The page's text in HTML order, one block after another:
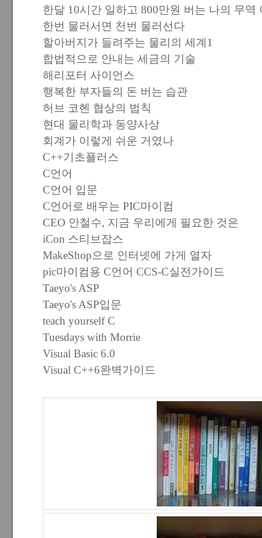
한달 10시간 일하고 800만원 버는 나의 무역
한번 물러서면 천번 물러선다
할아버지가 들려주는 물리의 세계1
합법적으로 안내는 세금의 기술
해리포터 사이언스
행복한 부자들의 돈 버는 습관
허브 코헨 협상의 법칙
현대 물리학과 동양사상
회계가 이렇게 쉬운 거였나
C++기초플러스
C언어
C언어 입문
C언어로 배우는 PIC마이컴
CEO 안철수, 지금 우리에게 필요한 것은
iCon 스티브잡스
MakeShop으로 인터넷에 가게 열자
pic마이컴용 C언어 CCS-C실전가이드
Taeyo's ASP
Taeyo's ASP입문
teach yourself C
Tuesdays with Morrie
Visual Basic 6.0
Visual C++6완벽가이드